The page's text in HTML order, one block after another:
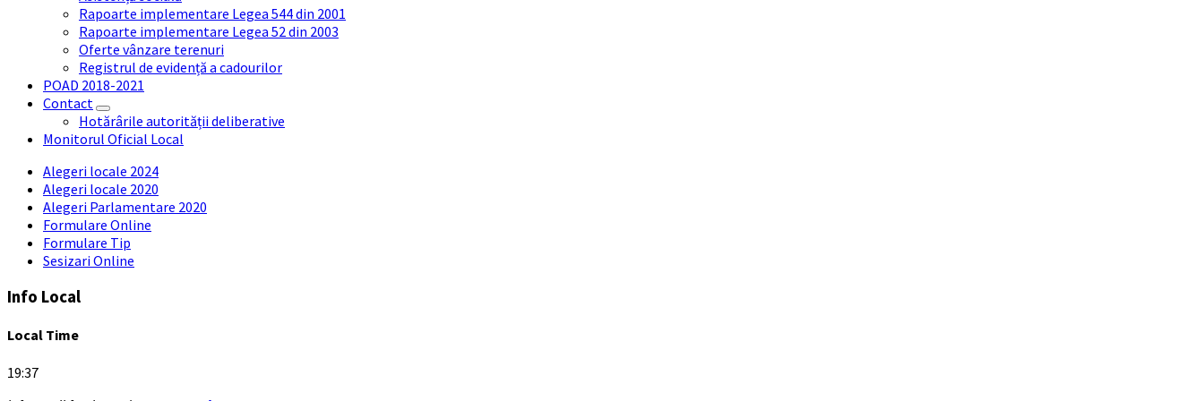
Rapoarte implementare Legea 544 din 2001
Rapoarte implementare Legea 52 din 2003
Oferte vânzare terenuri
Registrul de evidență a cadourilor
POAD 2018-2021
Contact
Hotărârile autorității deliberative
Monitorul Oficial Local
Alegeri locale 2024
Alegeri locale 2020
Alegeri Parlamentare 2020
Formulare Online
Formulare Tip
Sesizari Online
Info Local
Local Time
19:37